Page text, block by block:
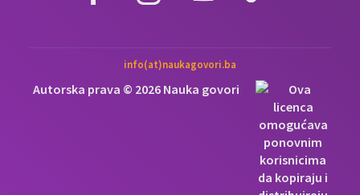
info(at)naukagovori.ba
Autorska prava © 2026 Nauka govori